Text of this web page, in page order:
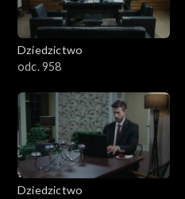
Dziedzictwo
odc. 958
Dziedzictwo